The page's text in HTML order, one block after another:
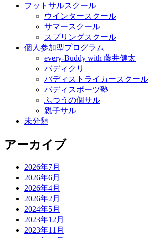
フットサルスクール
ウインタースクール
サマースクール
スプリングスクール
個人参加型プログラム
every-Buddy with 藤井健太
バディクリ
バディストライカースクール
バディスポーツ塾
ふつうの個サル
親子サル
未分類
アーカイブ
2026年7月
2026年6月
2026年4月
2026年2月
2024年5月
2023年12月
2023年11月